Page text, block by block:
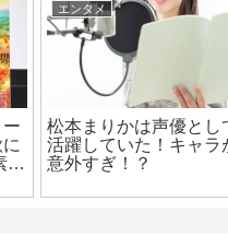
エンタメ
松本まりかの昔の画像ま
とめ！デビュー当時から
可愛ずぎる！